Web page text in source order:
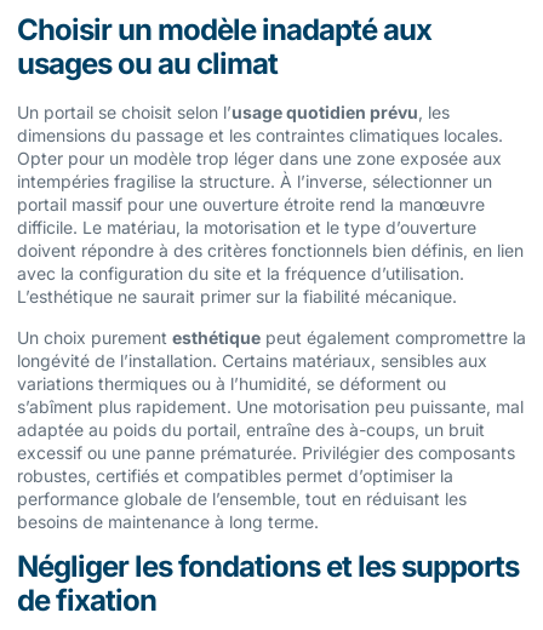
Choisir un modèle inadapté aux
usages ou au climat
Un portail se choisit selon l’usage quotidien prévu, les
dimensions du passage et les contraintes climatiques locales.
Opter pour un modèle trop léger dans une zone exposée aux
intempéries fragilise la structure. À l’inverse, sélectionner un
portail massif pour une ouverture étroite rend la manœuvre
difficile. Le matériau, la motorisation et le type d’ouverture
doivent répondre à des critères fonctionnels bien définis, en lien
avec la configuration du site et la fréquence d’utilisation.
L’esthétique ne saurait primer sur la fiabilité mécanique.
Un choix purement esthétique peut également compromettre la
longévité de l’installation. Certains matériaux, sensibles aux
variations thermiques ou à l’humidité, se déforment ou
s’abîment plus rapidement. Une motorisation peu puissante, mal
adaptée au poids du portail, entraîne des à-coups, un bruit
excessif ou une panne prématurée. Privilégier des composants
robustes, certifiés et compatibles permet d’optimiser la
performance globale de l’ensemble, tout en réduisant les
besoins de maintenance à long terme.
Négliger les fondations et les supports
de fixation